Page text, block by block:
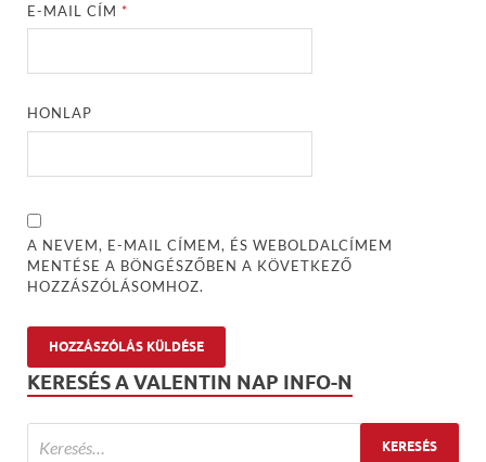
E-MAIL CÍM*
HONLAP
A NEVEM, E-MAIL CÍMEM, ÉS WEBOLDALCÍMEM
MENTÉSE A BÖNGÉSZŐBEN A KÖVETKEZŐ
HOZZÁSZÓLÁSOMHOZ.
KERESÉS A VALENTIN NAP INFO-N